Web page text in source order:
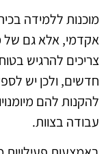
מוכנות ללמידה
אקדמי, אלא גם של
צריכים להרגיש
חדשים, ולכן יש
להקנות להם
עבודה בצוות.